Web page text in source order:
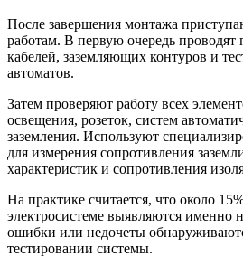
После завершения монтажа
работам. В первую очередь проводят
кабелей, заземляющих контуров и
автоматов.
Затем проверяют работу всех
освещения, розеток, систем
заземления. Используют
для измерения сопротивления
характеристик и сопротивления
На практике считается, что около
электросистеме выявляются именно
ошибки или недочеты
тестировании системы.